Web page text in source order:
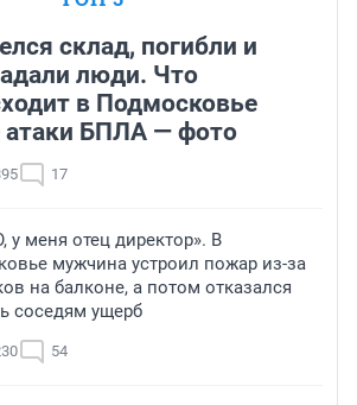
склад, погибли и
люди. Что
в Подмосковье
атаки БПЛА — фото
17
у меня отец директор». В
мужчина устроил пожар из-за
на балконе, а потом отказался
соседям ущерб
54